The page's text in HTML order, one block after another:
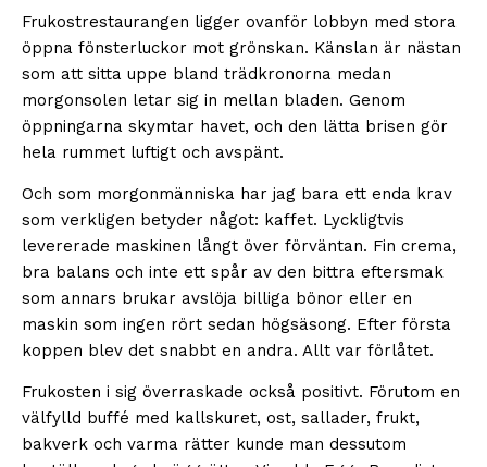
Frukostrestaurangen ligger ovanför lobbyn med stora
öppna fönsterluckor mot grönskan. Känslan är nästan
som att sitta uppe bland trädkronorna medan
morgonsolen letar sig in mellan bladen. Genom
öppningarna skymtar havet, och den lätta brisen gör
hela rummet luftigt och avspänt.
Och som morgonmänniska har jag bara ett enda krav
som verkligen betyder något: kaffet. Lyckligtvis
levererade maskinen långt över förväntan. Fin crema,
bra balans och inte ett spår av den bittra eftersmak
som annars brukar avslöja billiga bönor eller en
maskin som ingen rört sedan högsäsong. Efter första
koppen blev det snabbt en andra. Allt var förlåtet.
Frukosten i sig överraskade också positivt. Förutom en
välfylld buffé med kallskuret, ost, sallader, frukt,
bakverk och varma rätter kunde man dessutom